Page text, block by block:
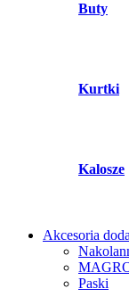
Buty
Kurtki
Kalosze
Akcesoria
Paski